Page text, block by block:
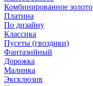
Комбинированное золото
Платина
По дизайну
Классика
Пусеты (гвоздики)
Фантазийный
Дорожка
Малинка
Эксклюзив